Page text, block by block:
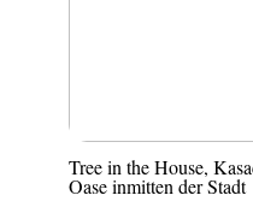
Tree in the House,
Oase inmitten der Stadt